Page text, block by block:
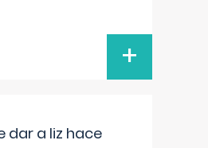
+
dar a liz hace